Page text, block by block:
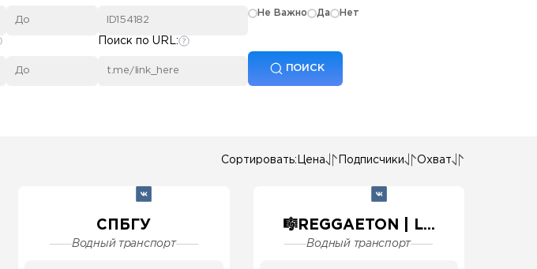
Поиск по URL:
Не Важно Да Нет
ПОИСК
Сортировать: Цена Подписчики Охват
СПБГУ
Водный транспорт
🎼REGGAETON | L...
Водный транспорт